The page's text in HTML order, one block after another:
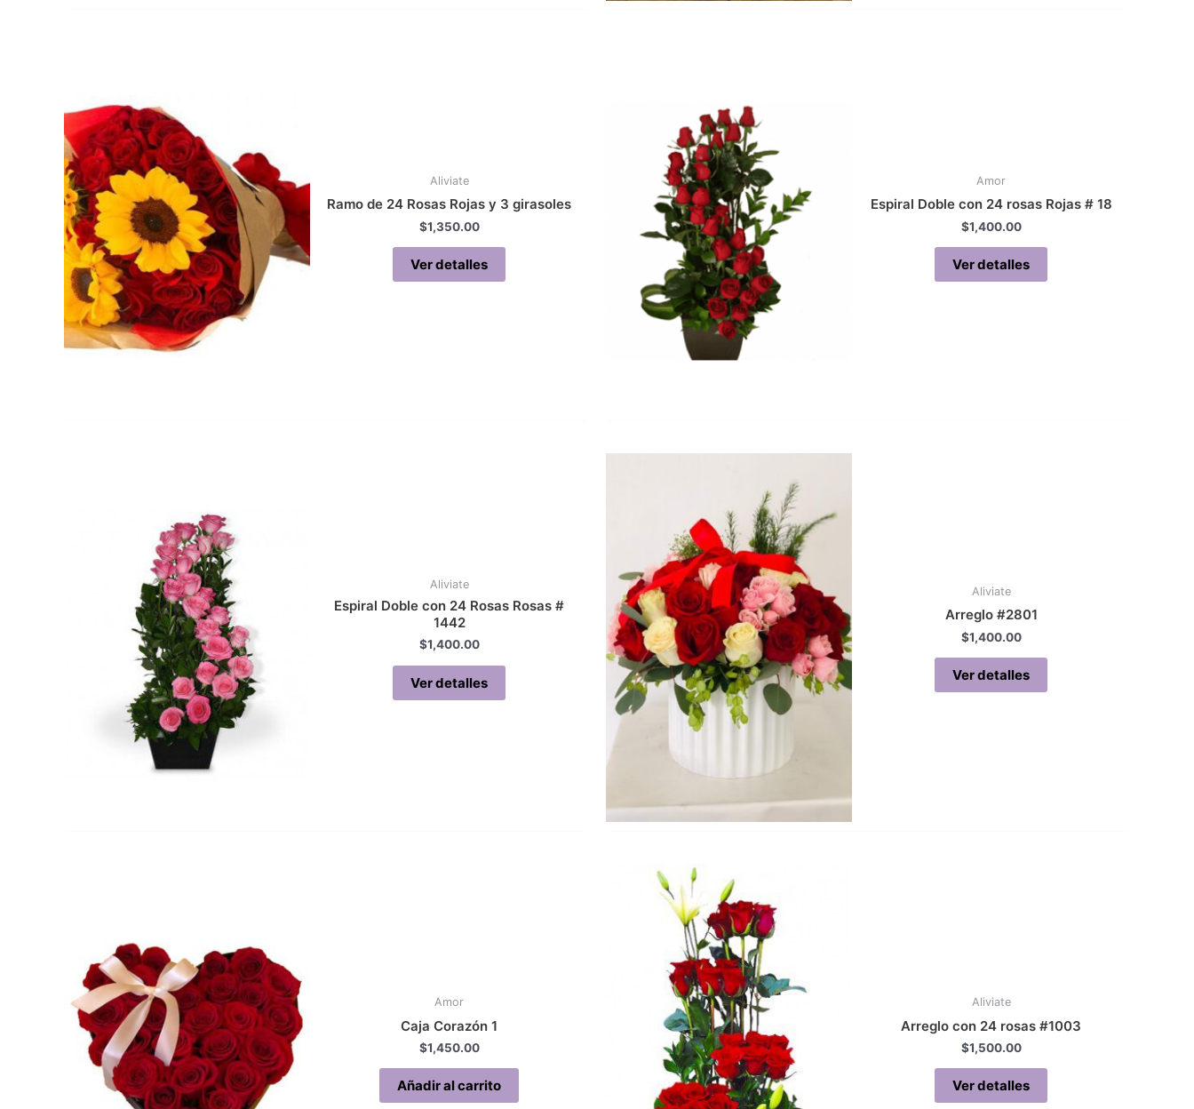
Aliviate
Ramo de 24 Rosas Rojas y 3 girasoles
$1,350.00
Ver detalles
Amor
Espiral Doble con 24 rosas Rojas # 18
$1,400.00
Ver detalles
Aliviate
Espiral Doble con 24 Rosas Rosas #
1442
$1,400.00
Ver detalles
Aliviate
Arreglo #2801
$1,400.00
Ver detalles
Amor
Caja Corazón 1
$1,450.00
Añadir al carrito
Aliviate
Arreglo con 24 rosas #1003
$1,500.00
Ver detalles